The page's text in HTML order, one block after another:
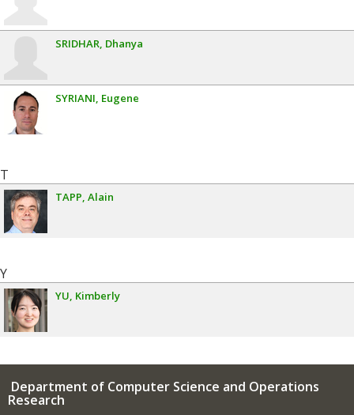
SRIDHAR Dhanya
SYRIANI Eugene
T
TAPP Alain
Y
YU Kimberly
Department of Computer Science and Operations
Research